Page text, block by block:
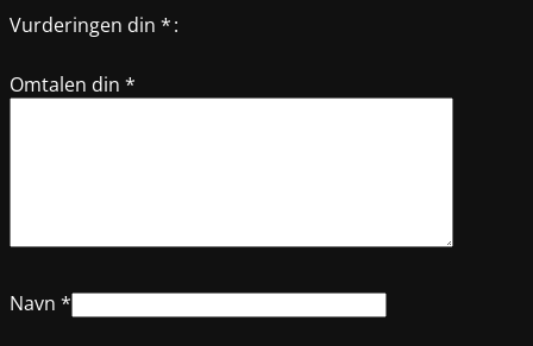
Vurderingen din *
Omtalen din *
Navn *